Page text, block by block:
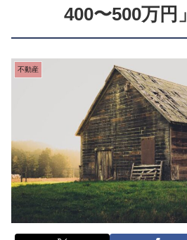
400〜500万円
不動産